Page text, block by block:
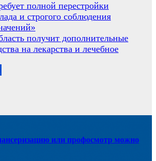
полной перестройки
и строгого соблюдения
получит дополнительные
на лекарства и лечебное
или профосмотр можно